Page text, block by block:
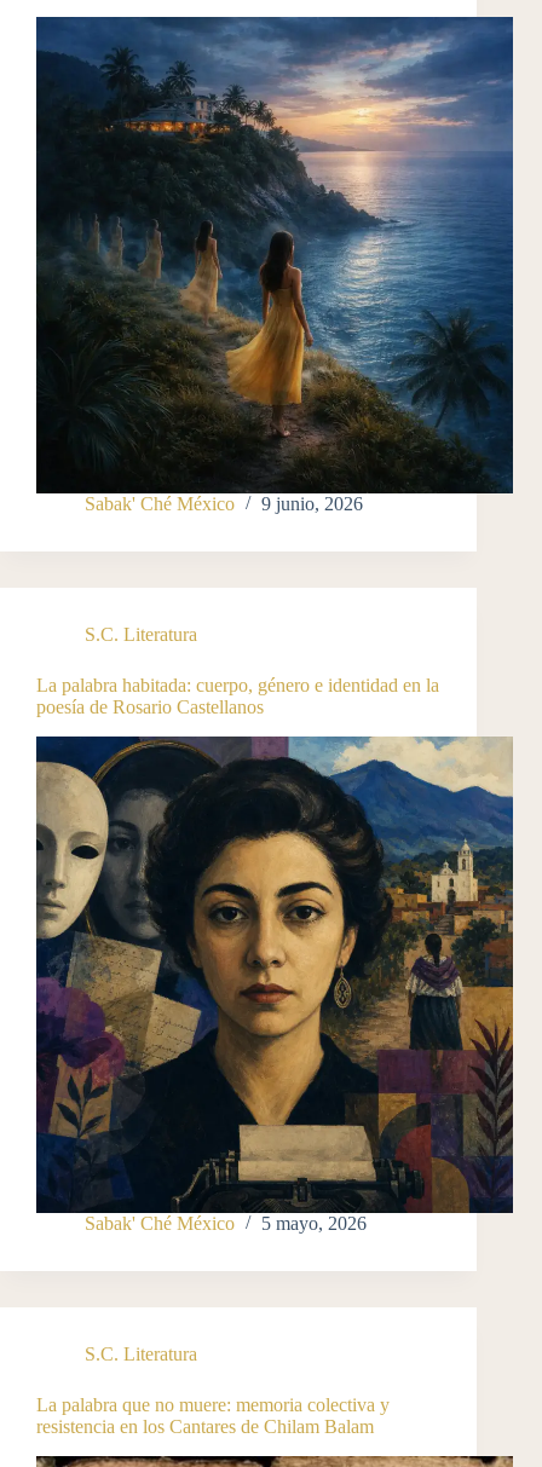
Sabak' Ché México 9 junio, 2026
S.C. Literatura
La palabra habitada: cuerpo, género e identidad en la
poesía de Rosario Castellanos
Sabak' Ché México 5 mayo, 2026
S.C. Literatura
La palabra que no muere: memoria colectiva y
resistencia en los Cantares de Chilam Balam